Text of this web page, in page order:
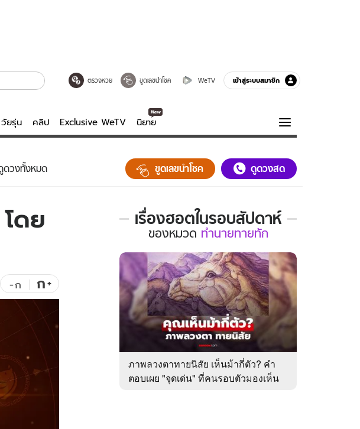
ตรวจหวย ขูดเลขนำโชค WeTV เข้าสู่ระบบสมาชิก
วัยรุ่น คลิป Exclusive WeTV นิยาย
ดูทีวี
WeTV
Exclusive WeTV
ความรู้รอบตัว
ฮาวทู
ดวงทั้งหมด ขูดเลขนำโชค ดูดวงสด
ดย
-ก ก+
เรื่องฮอตในรอบสัปดาห์
เรื่อง
ใน
รอบ
สัปดาห์
ของ
หมวด
ทำนาย
ทาย
ของหมวด ทำนายทายทัก
ภาพลวงตาทายนิสัย เห็นม้ากี่ตัว? คำ
ตอบเผย "จุดเด่น" ที่คนรอบตัวมองเห็น